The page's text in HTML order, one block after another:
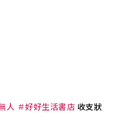
人 ＃好好生活書店 收支狀